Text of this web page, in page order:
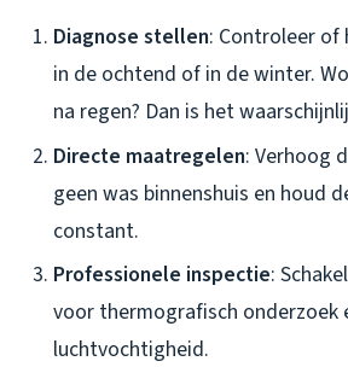
Diagnose stellen: Controleer of
in de ochtend of in de winter.
na regen? Dan is het
Directe maatregelen: Verhoog
geen was binnenshuis en houd
constant.
Professionele inspectie:
voor thermografisch onderzoek
luchtvochtigheid.